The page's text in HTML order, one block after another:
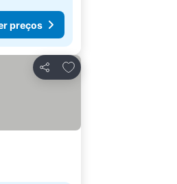
preços
Partilhar
Adicionar aos favoritos